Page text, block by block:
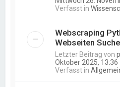
Verfasst in
Webscraping
Webseiten
Letzter Beitrag von
Oktober 2025, 13:36
Verfasst in